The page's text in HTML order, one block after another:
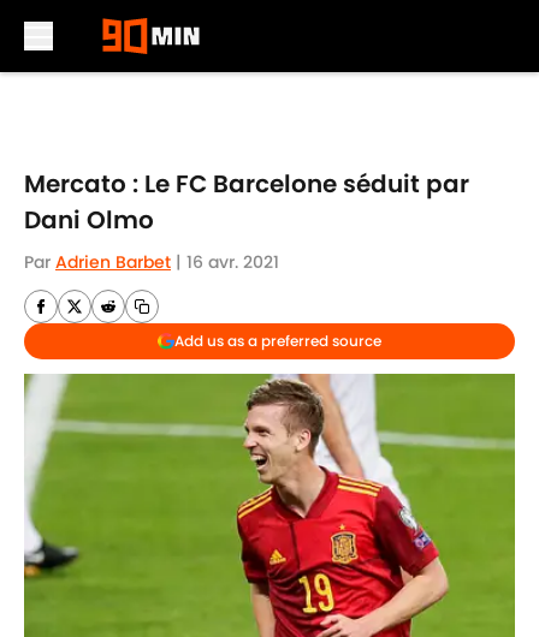
Mercato : Le FC Barcelone séduit par
Dani Olmo
Par Adrien Barbet | 16 avr. 2021
Add us as a preferred source